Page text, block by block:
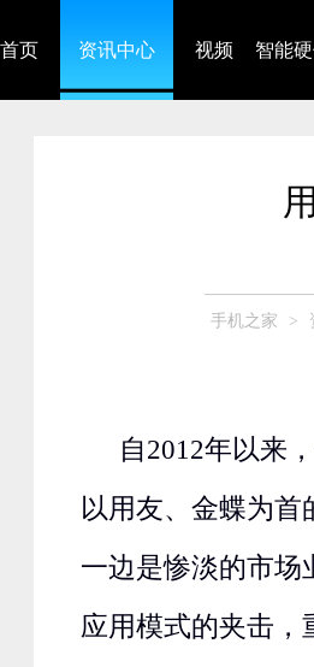
首页 资讯中心 视频 智能
手机之家 >
自2012年以来
以用友、金蝶为首
一边是惨淡的市场
应用模式的夹击，